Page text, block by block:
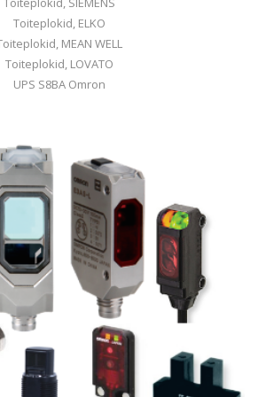
Toiteplokid, ELKO
MEAN WELL
Toiteplokid, LOVATO
UPS S8BA Omron